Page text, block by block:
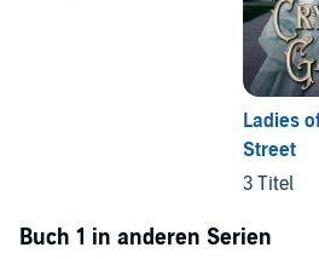
Ladies
Street
3 Titel
Buch 1 in anderen Serien